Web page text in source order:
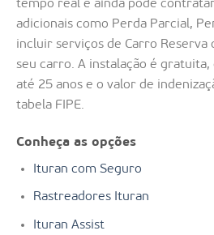
tempo real e ainda pode
adicionais como Perda Parcial,
incluir serviços de Carro Reserva
seu carro. A instalação é
até 25 anos e o valor de
tabela FIPE.
Conheça as opções
Ituran com Seguro
Rastreadores Ituran
Ituran Assist